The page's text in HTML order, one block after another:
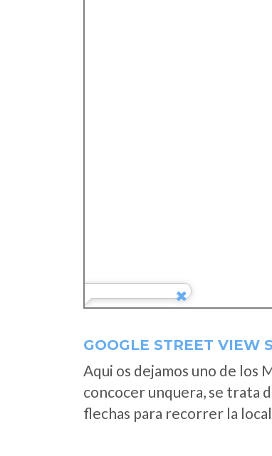
GOOGLE STREET VIEW
Aqui os dejamos uno de los
concocer unquera, se trata
flechas para recorrer la